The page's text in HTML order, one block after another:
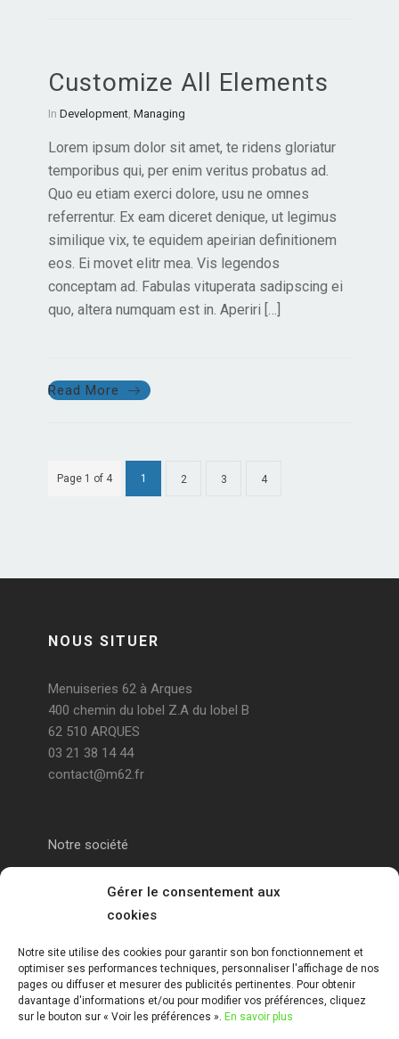
Gérer le consentement aux
cookies
Notre site utilise des cookies pour garantir son bon fonctionnement et
optimiser ses performances techniques, personnaliser l'affichage de nos
pages ou diffuser et mesurer des publicités pertinentes. Pour obtenir
davantage d'informations et/ou pour modifier vos préférences, cliquez
sur le bouton sur « Voir les préférences ». En savoir plus
Customize All Elements
In Development, Managing
Lorem ipsum dolor sit amet, te ridens gloriatur
temporibus qui, per enim veritus probatus ad.
Quo eu etiam exerci dolore, usu ne omnes
referrentur. Ex eam diceret denique, ut legimus
similique vix, te equidem apeirian definitionem
eos. Ei movet elitr mea. Vis legendos
conceptam ad. Fabulas vituperata sadipscing ei
quo, altera numquam est in. Aperiri […]
Read More
Page 1 of 4 1 2 3 4
NOUS SITUER
Menuiseries 62 à Arques
400 chemin du lobel Z.A du lobel B
62 510 ARQUES
03 21 38 14 44
contact@m62.fr
Notre société
Portail alu Saint-Omer
Clôture 62
Garde-corps pas de calais